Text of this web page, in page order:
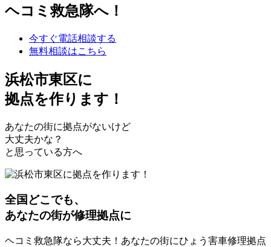
ヘコミ救急隊へ！
今すぐ電話相談する
無料相談はこちら
浜松市東区に
拠点を作ります！
あなたの街に拠点がないけど
大丈夫かな？
と思っている方へ
全国どこでも、
あなたの街が修理拠点に
ヘコミ救急隊なら大丈夫！あなたの街にひょう害車修理拠点